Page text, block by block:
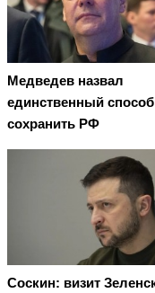
Медведев назвал
единственный способ
сохранить РФ
Соскин: визит